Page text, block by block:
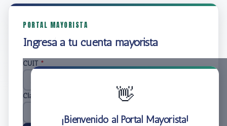
PORTAL MAYORISTA
Ingresá a tu cuenta mayorista
👋
¡Bienvenido al Portal Mayorista!
CUIT *
Clave